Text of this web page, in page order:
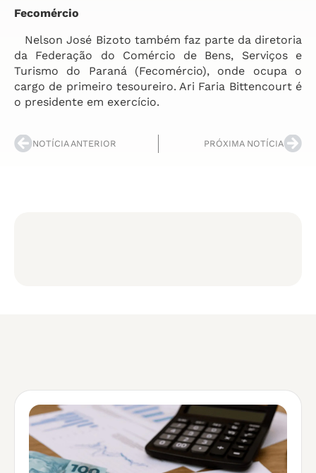
Fecomércio
Nelson José Bizoto também faz parte da diretoria
da Federação do Comércio de Bens, Serviços e
Turismo do Paraná (Fecomércio), onde ocupa o
cargo de primeiro tesoureiro. Ari Faria Bittencourt é
o presidente em exercício.
NOTÍCIA ANTERIOR PRÓXIMA NOTÍCIA